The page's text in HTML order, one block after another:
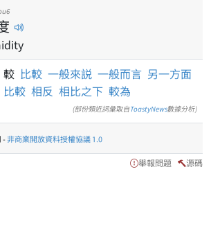
較 比較 一般來説 一般而言 另一方面
比較 相反 相比之下 較為
(部份類近詞彙取自ToastyNews數據分析)
-非商業開放資料授權協議 1.0
舉報問題 源碼